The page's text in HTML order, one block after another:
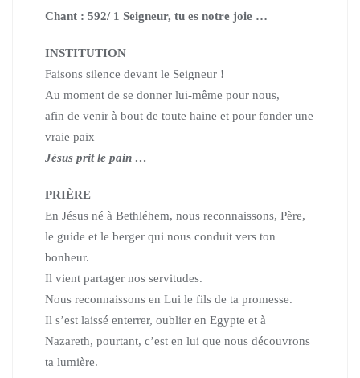
Chant : 592/ 1 Seigneur, tu es notre joie …
INSTITUTION
Faisons silence devant le Seigneur !
Au moment de se donner lui-même pour nous,
afin de venir à bout de toute haine et pour fonder une
vraie paix
Jésus prit le pain …
PRIÈRE
En Jésus né à Bethléhem, nous reconnaissons, Père,
le guide et le berger qui nous conduit vers ton
bonheur.
Il vient partager nos servitudes.
Nous reconnaissons en Lui le fils de ta promesse.
Il s’est laissé enterrer, oublier en Egypte et à
Nazareth, pourtant, c’est en lui que nous découvrons
ta lumière.